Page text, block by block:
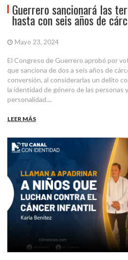
Guerrero sancionará las
hasta con seis años de
Mayo 23, 2024
El Congreso de Guerrero aprobó por
que sanciona de dos a seis años de
conversión, al considerarlas un delito
la identidad de género de las personas
personalidad....
LEER MÁS